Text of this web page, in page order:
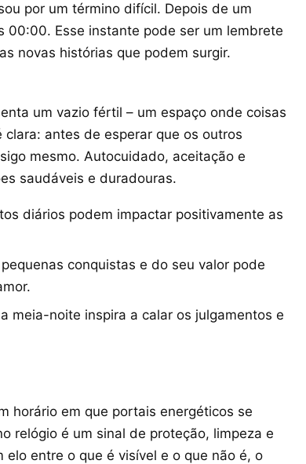
por um término difícil. Depois de um
00:00. Esse instante pode ser um lembrete
novas histórias que podem surgir.
um vazio fértil – um espaço onde coisas
antes de esperar que os outros
mesmo. Autocuidado, aceitação e
saudáveis e duradouras.
diários podem impactar positivamente as
conquistas e do seu valor pode
meia-noite inspira a calar os julgamentos e
horário em que portais energéticos se
relógio é um sinal de proteção, limpeza e
entre o que é visível e o que não é, o